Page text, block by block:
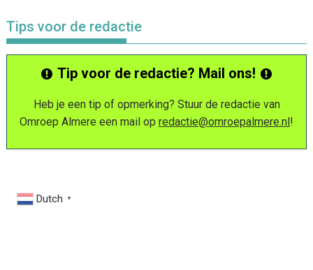
Tips voor de redactie
Tip voor de redactie? Mail ons!
Heb je een tip of opmerking? Stuur de redactie van
Omroep Almere een mail op redactie@omroepalmere.nl!
Dutch ▼